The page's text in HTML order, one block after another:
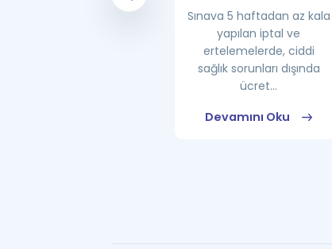
Sınava 5 haftadan az kala
yapılan iptal ve
ertelemelerde, ciddi
sağlık sorunları dışında
ücret...
Devamını Oku